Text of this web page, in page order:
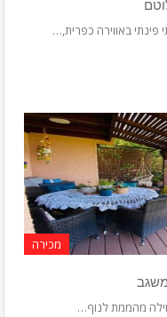
פינתי באווירה כפרית,…
מכירה
מהממת לנוף…